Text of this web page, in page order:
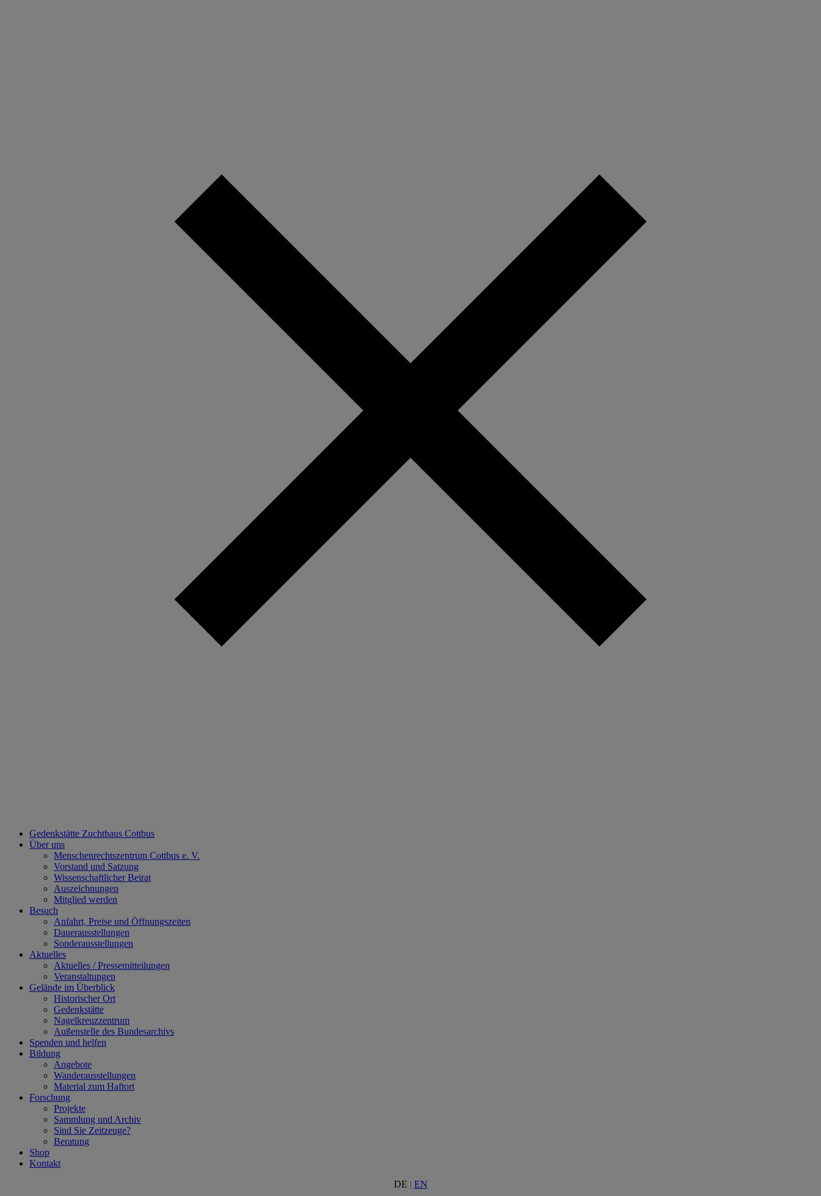
Gedenkstätte Zuchthaus Cottbus
Über uns
Menschenrechtszentrum Cottbus e. V.
Vorstand und Satzung
Wissenschaftlicher Beirat
Auszeichnungen
Mitglied werden
Besuch
Anfahrt, Preise und Öffnungszeiten
Dauerausstellungen
Sonderausstellungen
Aktuelles
Aktuelles / Pressemitteilungen
Veranstaltungen
Gelände im Überblick
Historischer Ort
Gedenkstätte
Nagelkreuzzentrum
Außenstelle des Bundesarchivs
Spenden und helfen
Bildung
Angebote
Wanderausstellungen
Material zum Haftort
Forschung
Projekte
Sammlung und Archiv
Sind Sie Zeitzeuge?
Beratung
Shop
Kontakt
DE | EN